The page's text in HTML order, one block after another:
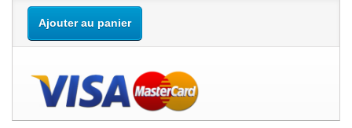
Ajouter au panier